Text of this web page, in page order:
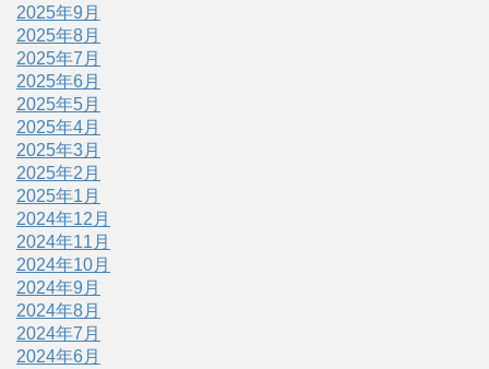
2025年9月
2025年8月
2025年7月
2025年6月
2025年5月
2025年4月
2025年3月
2025年2月
2025年1月
2024年12月
2024年11月
2024年10月
2024年9月
2024年8月
2024年7月
2024年6月